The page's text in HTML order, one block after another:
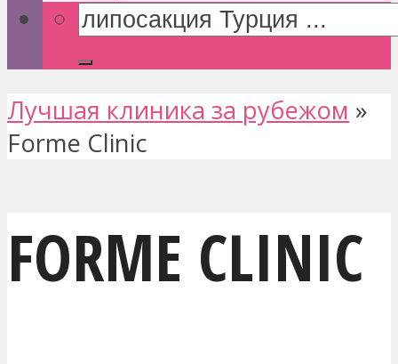
Лучшая клиника за рубежом »
Forme Clinic
FORME CLINIC